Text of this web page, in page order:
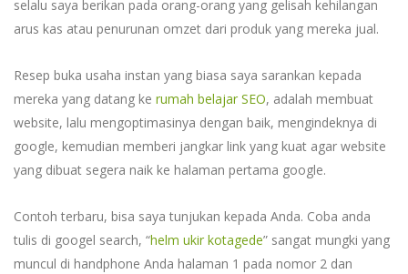
selalu saya berikan pada orang-orang yang gelisah kehilangan
arus kas atau penurunan omzet dari produk yang mereka jual.
Resep buka usaha instan yang biasa saya sarankan kepada
mereka yang datang ke rumah belajar SEO, adalah membuat
website, lalu mengoptimasinya dengan baik, mengindeknya di
google, kemudian memberi jangkar link yang kuat agar website
yang dibuat segera naik ke halaman pertama google.
Contoh terbaru, bisa saya tunjukan kepada Anda. Coba anda
tulis di googel search, “helm ukir kotagede” sangat mungki yang
muncul di handphone Anda halaman 1 pada nomor 2 dan